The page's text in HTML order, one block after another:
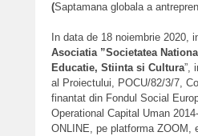
(Saptamana globala a
In data de 18 noiembrie 2020,
Asociatia ”Societatea
Educatie, Stiinta si Cultura”,
al Proiectului, POCU/82/3/7,
finantat din Fondul Social
Operational Capital Uman
ONLINE, pe platforma ZOOM,